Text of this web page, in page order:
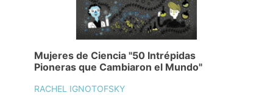
Mujeres de Ciencia "50 Intrépidas
Pioneras que Cambiaron el Mundo"
RACHEL IGNOTOFSKY